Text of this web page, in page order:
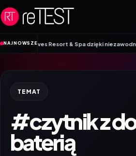
Przejdź do treści
NAJNOWSZE
Resort & Spa dzięki niezawodnej sieci
TEMAT
#czytnik z
baterią